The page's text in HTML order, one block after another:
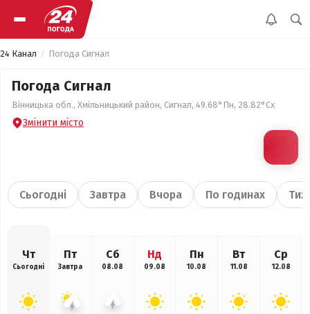
24 Канал Погода Сигнал
Погода Сигнал
Вінницька обл., Хмільницький район, Сигнал, 49.68°Пн, 28.82°Сх
Змінити місто
Сьогодні Завтра Вчора По годинах
Чт
Сьогодні
Пт
Завтра
Сб
08.08
Нд
09.08
Пн
10.08
Вт
11.08
Ср
12.08